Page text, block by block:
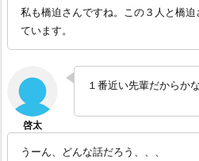
私も橋迫さんですね。この３人と橋迫
ています。
１番近い先輩だからか
うーん、どんな話だろう、、、